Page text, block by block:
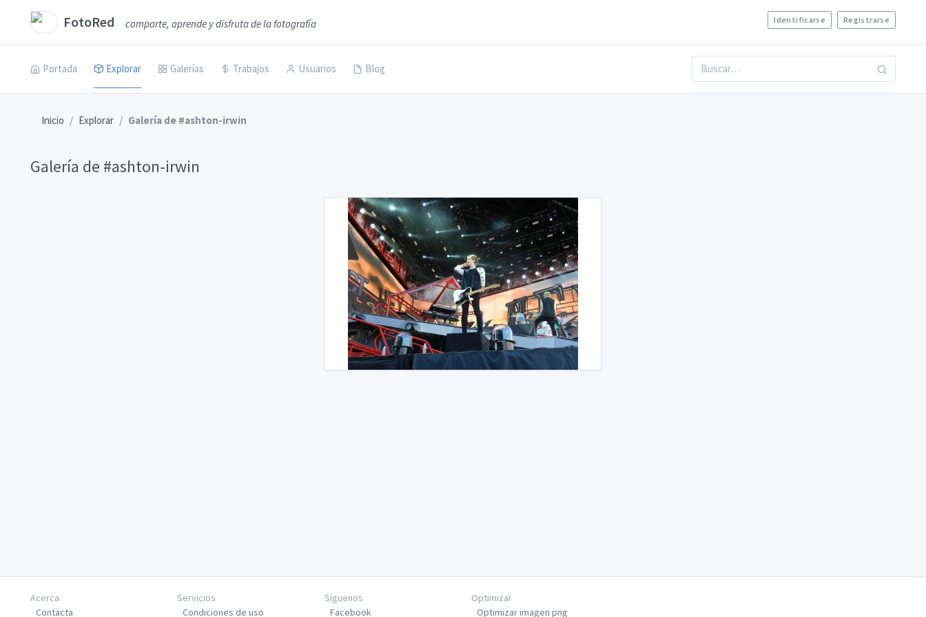
FotoRed comparte, aprende y disfruta de la fotografía Identificarse Registrarse
Portada Explorar Galerías Trabajos Usuarios Blog
Inicio Explorar Galería de #ashton-irwin
Galería de #ashton-irwin
Acerca
Contacta
Servicios
Condiciones de uso
Síguenos
Facebook
Optimizar
Optimizar imagen png